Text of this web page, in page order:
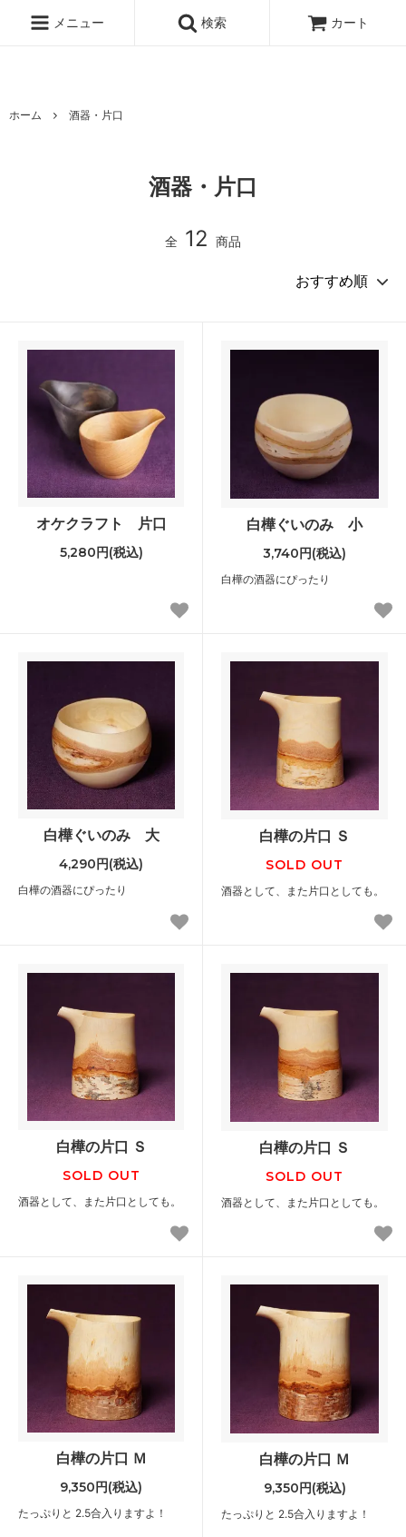
クラフト メニュー 検索 カート
ホーム 酒器・片口
酒器・片口
全 12 商品
オケクラフト 片口
5,280円(税込)
白樺ぐいのみ 小
3,740円(税込)
白樺の酒器にぴったり
白樺ぐいのみ 大
4,290円(税込)
白樺の酒器にぴったり
白樺の片口 Ｓ
SOLD OUT
酒器として、また片口としても。
白樺の片口 Ｓ
SOLD OUT
酒器として、また片口としても。
白樺の片口 Ｓ
SOLD OUT
酒器として、また片口としても。
白樺の片口 Ｍ
9,350円(税込)
たっぷりと 2.5合入りますよ！
白樺の片口 Ｍ
9,350円(税込)
たっぷりと 2.5合入りますよ！